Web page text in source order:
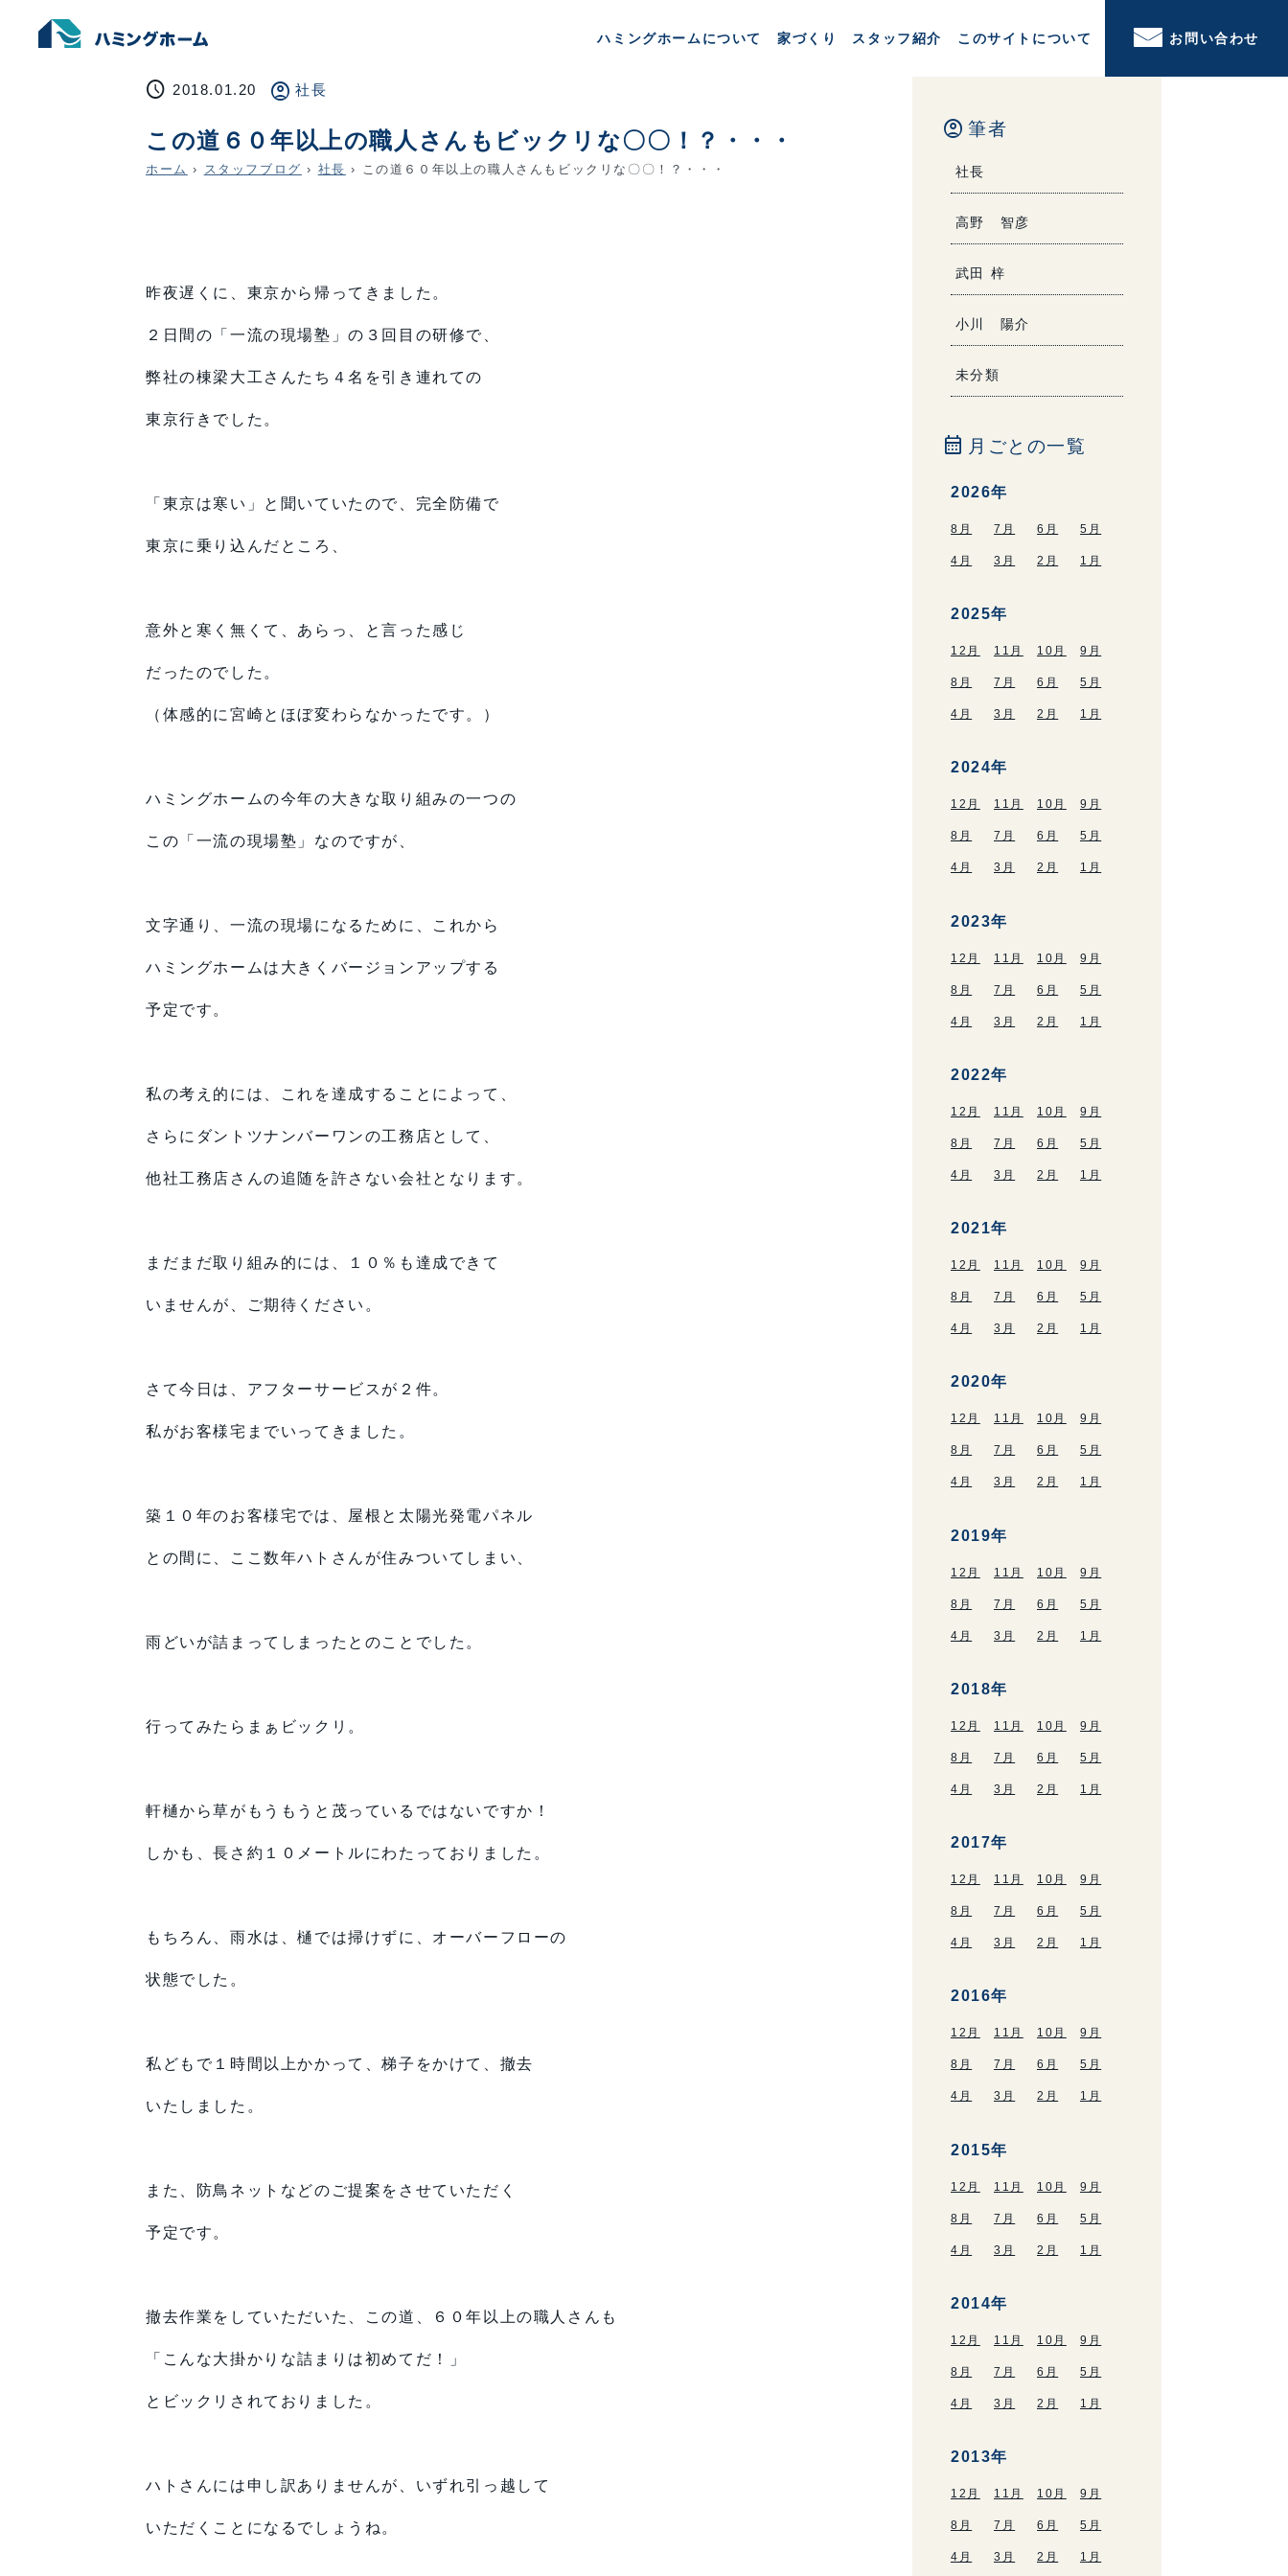
ハミングホームについて 家づくり スタッフ紹介 このサイトについて お問い合わせ
schedule 2018.01.20 account_circle 社長
この道６０年以上の職人さんもビックリな〇〇！？・・・
ホーム › スタッフブログ › 社長 › この道６０年以上の職人さんもビックリな〇〇！？・・・
昨夜遅くに、東京から帰ってきました。
２日間の「一流の現場塾」の３回目の研修で、
弊社の棟梁大工さんたち４名を引き連れての
東京行きでした。
「東京は寒い」と聞いていたので、完全防備で
東京に乗り込んだところ、
意外と寒く無くて、あらっ、と言った感じ
だったのでした。
（体感的に宮崎とほぼ変わらなかったです。）
ハミングホームの今年の大きな取り組みの一つの
この「一流の現場塾」なのですが、
文字通り、一流の現場になるために、これから
ハミングホームは大きくバージョンアップする
予定です。
私の考え的には、これを達成することによって、
さらにダントツナンバーワンの工務店として、
他社工務店さんの追随を許さない会社となります。
まだまだ取り組み的には、１０％も達成できて
いませんが、ご期待ください。
さて今日は、アフターサービスが２件。
私がお客様宅までいってきました。
築１０年のお客様宅では、屋根と太陽光発電パネル
との間に、ここ数年ハトさんが住みついてしまい、
雨どいが詰まってしまったとのことでした。
行ってみたらまぁビックリ。
軒樋から草がもうもうと茂っているではないですか！
しかも、長さ約１０メートルにわたっておりました。
もちろん、雨水は、樋では掃けずに、オーバーフローの
状態でした。
私どもで１時間以上かかって、梯子をかけて、撤去
いたしました。
また、防鳥ネットなどのご提案をさせていただく
予定です。
撤去作業をしていただいた、この道、６０年以上の職人さんも
「こんな大掛かりな詰まりは初めてだ！」
とビックリされておりました。
ハトさんには申し訳ありませんが、いずれ引っ越して
いただくことになるでしょうね。
account_circle 筆者
社長
高野 智彦
武田 梓
小川 陽介
未分類
calendar_month 月ごとの一覧
2026年
8月 7月 6月 5月
4月 3月 2月 1月
2025年
12月 11月 10月 9月
8月 7月 6月 5月
4月 3月 2月 1月
2024年
12月 11月 10月 9月
8月 7月 6月 5月
4月 3月 2月 1月
2023年
12月 11月 10月 9月
8月 7月 6月 5月
4月 3月 2月 1月
2022年
12月 11月 10月 9月
8月 7月 6月 5月
4月 3月 2月 1月
2021年
12月 11月 10月 9月
8月 7月 6月 5月
4月 3月 2月 1月
2020年
12月 11月 10月 9月
8月 7月 6月 5月
4月 3月 2月 1月
2019年
12月 11月 10月 9月
8月 7月 6月 5月
4月 3月 2月 1月
2018年
12月 11月 10月 9月
8月 7月 6月 5月
4月 3月 2月 1月
2017年
12月 11月 10月 9月
8月 7月 6月 5月
4月 3月 2月 1月
2016年
12月 11月 10月 9月
8月 7月 6月 5月
4月 3月 2月 1月
2015年
12月 11月 10月 9月
8月 7月 6月 5月
4月 3月 2月 1月
2014年
12月 11月 10月 9月
8月 7月 6月 5月
4月 3月 2月 1月
2013年
12月 11月 10月 9月
8月 7月 6月 5月
4月 3月 2月 1月